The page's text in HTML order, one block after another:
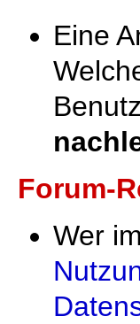
Eine
Forum-
Wer